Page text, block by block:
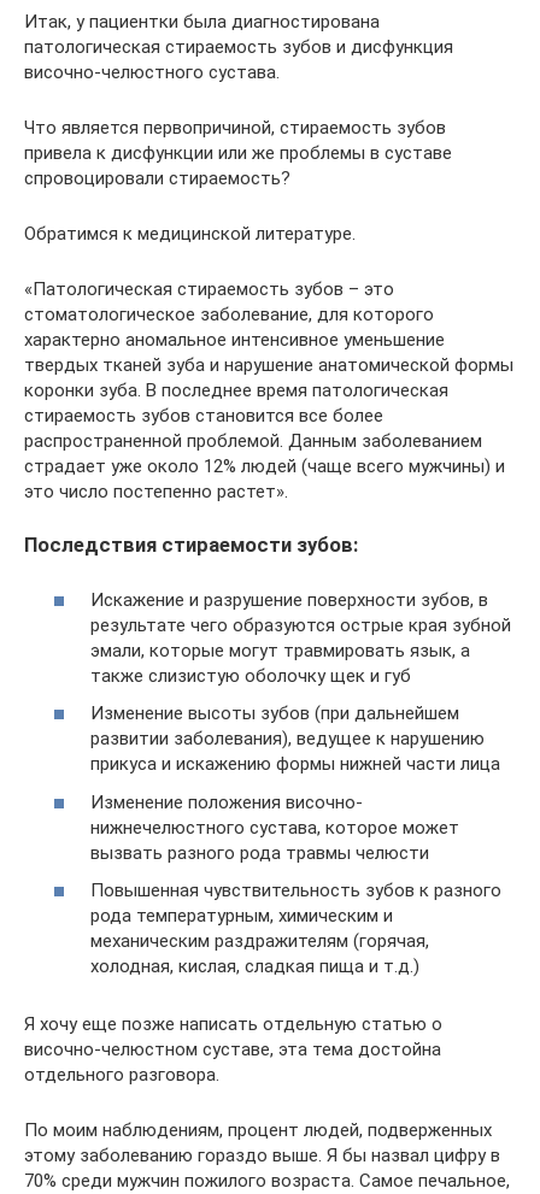
Итак, у пациентки была диагностирована
патологическая стираемость зубов и дисфункция
височно-челюстного сустава.
Что является первопричиной, стираемость зубов
привела к дисфункции или же проблемы в суставе
спровоцировали стираемость?
Обратимся к медицинской литературе.
«Патологическая стираемость зубов – это
стоматологическое заболевание, для которого
характерно аномальное интенсивное уменьшение
твердых тканей зуба и нарушение анатомической формы
коронки зуба. В последнее время патологическая
стираемость зубов становится все более
распространенной проблемой. Данным заболеванием
страдает уже около 12% людей (чаще всего мужчины) и
это число постепенно растет».
Последствия стираемости зубов:
Искажение и разрушение поверхности зубов, в
результате чего образуются острые края зубной
эмали, которые могут травмировать язык, а
также слизистую оболочку щек и губ
Изменение высоты зубов (при дальнейшем
развитии заболевания), ведущее к нарушению
прикуса и искажению формы нижней части лица
Изменение положения височно-
нижнечелюстного сустава, которое может
вызвать разного рода травмы челюсти
Повышенная чувствительность зубов к разного
рода температурным, химическим и
механическим раздражителям (горячая,
холодная, кислая, сладкая пища и т.д.)
Я хочу еще позже написать отдельную статью о
височно-челюстном суставе, эта тема достойна
отдельного разговора.
По моим наблюдениям, процент людей, подверженных
этому заболеванию гораздо выше. Я бы назвал цифру в
70% среди мужчин пожилого возраста. Самое печальное,